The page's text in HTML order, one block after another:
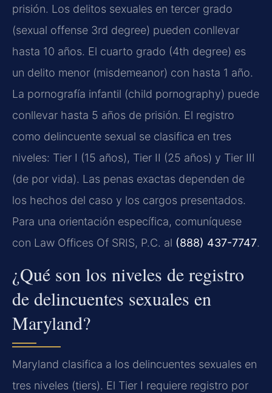
prisión. Los delitos sexuales en tercer grado
(sexual offense 3rd degree) pueden conllevar
hasta 10 años. El cuarto grado (4th degree) es
un delito menor (misdemeanor) con hasta 1 año.
La pornografía infantil (child pornography) puede
conllevar hasta 5 años de prisión. El registro
como delincuente sexual se clasifica en tres
niveles: Tier I (15 años), Tier II (25 años) y Tier III
(de por vida). Las penas exactas dependen de
los hechos del caso y los cargos presentados.
Para una orientación específica, comuníquese
con Law Offices Of SRIS, P.C. al (888) 437-7747.
¿Qué son los niveles de registro
de delincuentes sexuales en
Maryland?
Maryland clasifica a los delincuentes sexuales en
tres niveles (tiers). El Tier I requiere registro por